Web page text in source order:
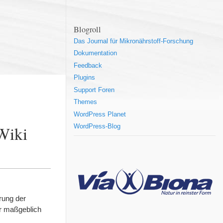
der
maßgeblich
Blogroll
Das Journal für Mikronährstoff-Forschung
Dokumentation
Feedback
Plugins
Support Foren
Themes
WordPress Planet
WordPress-Blog